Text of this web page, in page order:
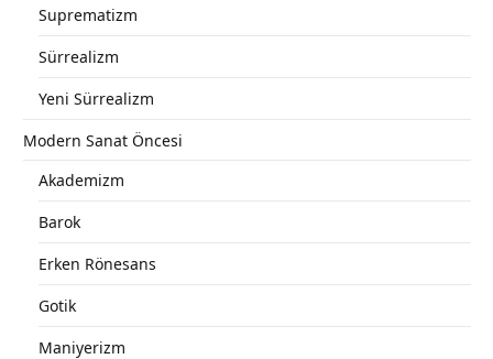
Suprematizm
Sürrealizm
Yeni Sürrealizm
Modern Sanat Öncesi
Akademizm
Barok
Erken Rönesans
Gotik
Maniyerizm